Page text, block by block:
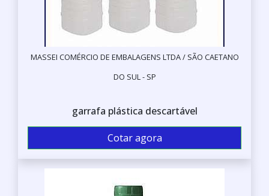
MASSEI COMÉRCIO DE EMBALAGENS LTDA / SÃO CAETANO
DO SUL - SP
garrafa plástica descartável
Cotar agora